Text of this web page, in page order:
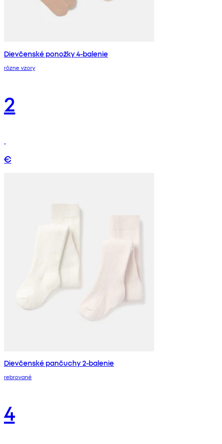
Dievčenské ponožky 4-balenie
rôzne vzory
2
€
Dievčenské pančuchy 2-balenie
rebrované
4